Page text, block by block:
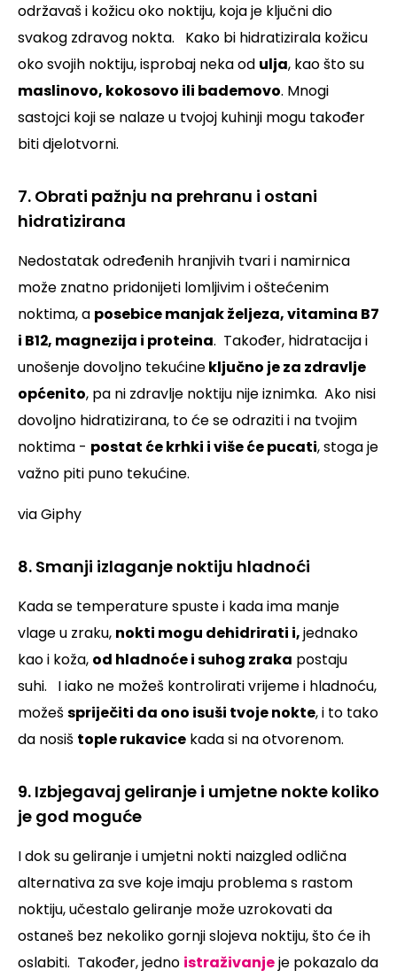
održavaš i kožicu oko noktiju, koja je ključni dio
svakog zdravog nokta.
Kako bi hidratizirala kožicu
oko svojih noktiju, isprobaj neka od ulja, kao što su
maslinovo, kokosovo ili bademovo. Mnogi
sastojci koji se nalaze u tvojoj kuhinji mogu također
biti djelotvorni.
7. Obrati pažnju na prehranu i ostani
hidratizirana
Nedostatak određenih hranjivih tvari i namirnica
može znatno pridonijeti lomljivim i oštećenim
noktima, a posebice manjak željeza, vitamina B7
i B12, magnezija i proteina. Također, hidratacija i
unošenje dovoljno tekućineključno je za zdravlje
općenito, pa ni zdravlje noktiju nije iznimka. Ako nisi
dovoljno hidratizirana, to će se odraziti i na tvojim
noktima - postat će krhki i više će pucati, stoga je
važno piti puno tekućine.
via Giphy
8. Smanji izlaganje noktiju hladnoći
Kada se temperature spuste i kada ima manje
vlage u zraku, nokti mogu dehidrirati i,jednako
kao i koža, od hladnoće i suhog zraka postaju
suhi.
I iako ne možeš kontrolirati vrijeme i hladnoću,
možešspriječiti da ono isuši tvoje nokte, i to tako
da nosiš tople rukavice kada si na otvorenom.
9. Izbjegavaj geliranje i umjetne nokte koliko
je god moguće
I dok su geliranje i umjetni nokti naizgled odlična
alternativa za sve koje imaju problema s rastom
noktiju, učestalo geliranje može uzrokovati da
ostaneš bez nekoliko gornji slojeva noktiju, što će ih
oslabiti. Također, jedno istraživanjeje pokazalo da